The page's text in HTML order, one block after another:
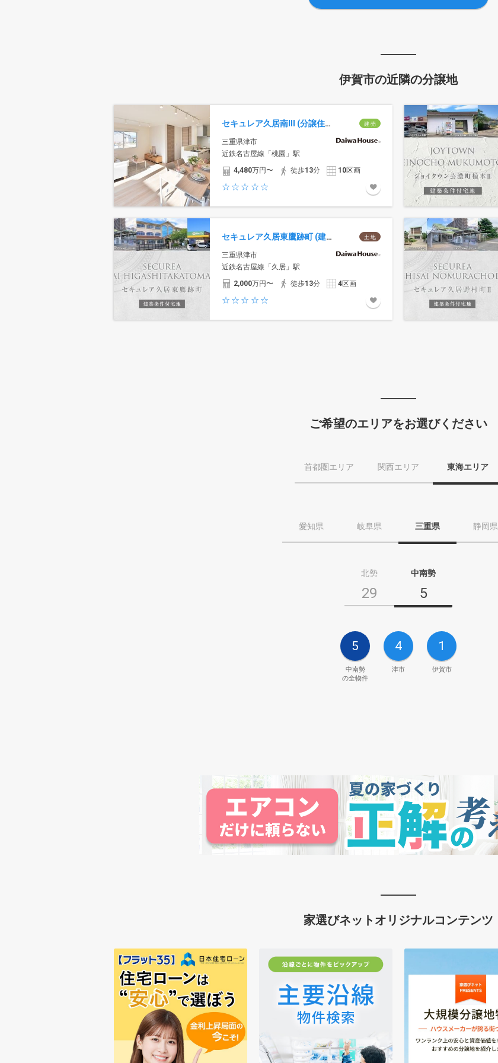
伊賀市の近隣の分譲地
建 売
セキュレア久居南III (分譲住宅)
三重県津市
近鉄名古屋線「桃園」駅
4,480万円〜 徒歩13分 10区画
土 地
セキュレア久居東鷹跡町 (建築条件付宅地分譲)
三重県津市
近鉄名古屋線「久居」駅
2,000万円〜 徒歩13分 4区画
ご希望のエリアをお選びください
首都圏エリア 関西エリア 東海エリア
愛知県 岐阜県 三重県 静岡県
北勢
29
中南勢
5
5
中南勢
の全物件
4
津市
1
伊賀市
家選びネットオリジナルコンテンツ